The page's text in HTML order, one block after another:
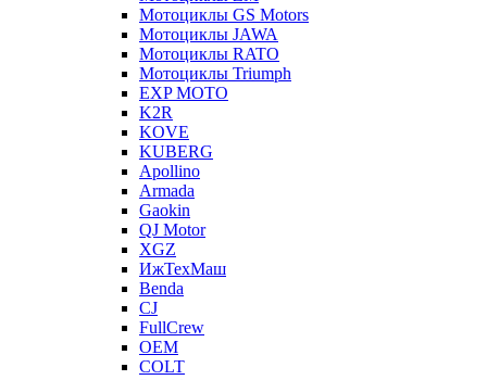
Мотоциклы GS Motors
Мотоциклы JAWA
Мотоциклы RATO
Мотоциклы Triumph
EXP MOTO
K2R
KOVE
KUBERG
Apollino
Armada
Gaokin
QJ Motor
XGZ
ИжТехМаш
Benda
CJ
FullCrew
OEM
COLT